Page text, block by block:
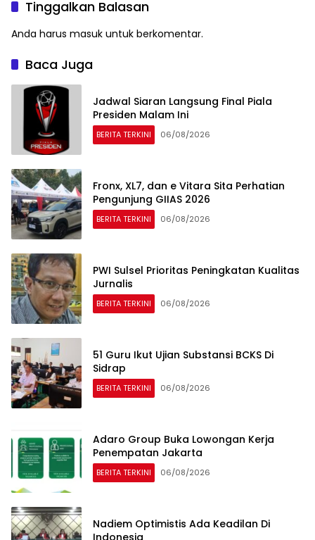
Tinggalkan Balasan
Anda harus masuk untuk berkomentar.
Baca Juga
Jadwal Siaran Langsung Final Piala
Presiden Malam Ini
BERITA TERKINI 06/08/2026
Fronx, XL7, dan e Vitara Sita Perhatian
Pengunjung GIIAS 2026
BERITA TERKINI 06/08/2026
PWI Sulsel Prioritas Peningkatan Kualitas
Jurnalis
BERITA TERKINI 06/08/2026
51 Guru Ikut Ujian Substansi BCKS Di
Sidrap
BERITA TERKINI 06/08/2026
Adaro Group Buka Lowongan Kerja
Penempatan Jakarta
BERITA TERKINI 06/08/2026
Nadiem Optimistis Ada Keadilan Di